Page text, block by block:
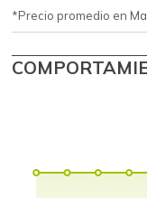
*Precio promedio en